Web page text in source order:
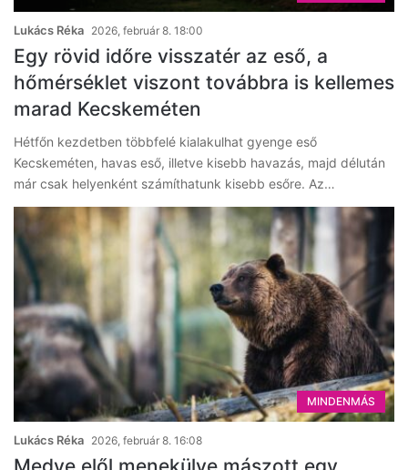
Lukács Réka 2026, február 8. 18:00
Egy rövid időre visszatér az eső, a
hőmérséklet viszont továbbra is kellemes
marad Kecskeméten
Hétfőn kezdetben többfelé kialakulhat gyenge eső
Kecskeméten, havas eső, illetve kisebb havazás, majd délután
már csak helyenként számíthatunk kisebb esőre. Az…
MINDENMÁS
Lukács Réka 2026, február 8. 16:08